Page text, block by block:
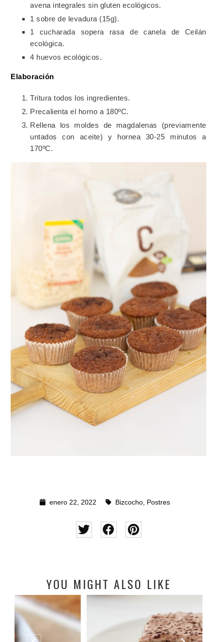
avena integrales sin gluten ecológicos.
1 sobre de levadura (15g).
1 cucharada sopera rasa de canela de Ceilán
ecológica.
4 huevos ecológicos.
Elaboración
Tritura todos los ingredientes.
Precalienta el horno a 180ºC.
Rellena los moldes de magdalenas (previamente
untados con aceite) y hornea 30-25 minutos a
170ºC.
enero 22, 2022 Bizcocho, Postres
YOU MIGHT ALSO LIKE